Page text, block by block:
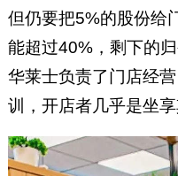
但仍要把5%的股份给
能超过40%，剩下的
华莱士负责了门店经
训，开店者几乎是坐享